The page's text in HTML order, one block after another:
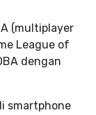
(multiplayer
League of
dengan
smartphone